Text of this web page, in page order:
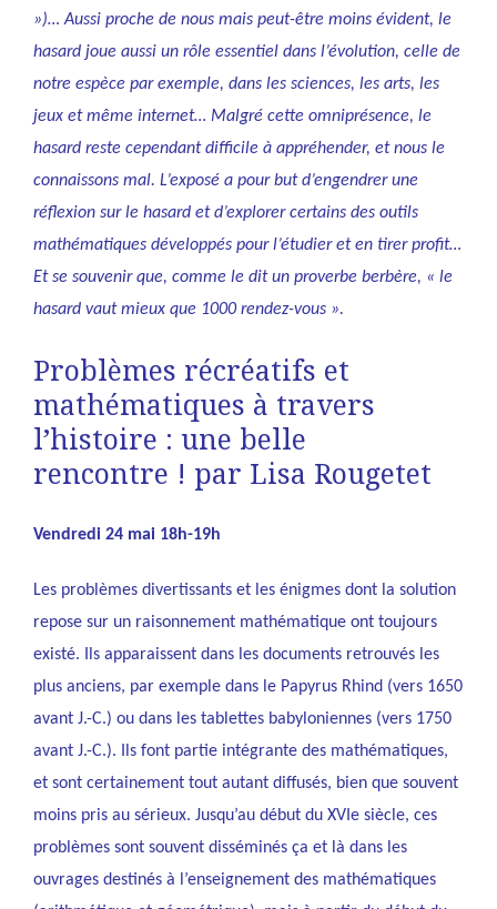
»)… Aussi proche de nous mais peut-être moins évident, le
hasard joue aussi un rôle essentiel dans l’évolution, celle de
notre espèce par exemple, dans les sciences, les arts, les
jeux et même internet… Malgré cette omniprésence, le
hasard reste cependant difficile à appréhender, et nous le
connaissons mal. L’exposé a pour but d’engendrer une
réflexion sur le hasard et d’explorer certains des outils
mathématiques développés pour l’étudier et en tirer profit…
Et se souvenir que, comme le dit un proverbe berbère, « le
hasard vaut mieux que 1000 rendez-vous ».
Problèmes récréatifs et
mathématiques à travers
l’histoire : une belle
rencontre ! par Lisa Rougetet
Vendredi 24 mai 18h-19h
Les problèmes divertissants et les énigmes dont la solution
repose sur un raisonnement mathématique ont toujours
existé. Ils apparaissent dans les documents retrouvés les
plus anciens, par exemple dans le Papyrus Rhind (vers 1650
avant J.-C.) ou dans les tablettes babyloniennes (vers 1750
avant J.-C.). Ils font partie intégrante des mathématiques,
et sont certainement tout autant diffusés, bien que souvent
moins pris au sérieux. Jusqu’au début du XVIe siècle, ces
problèmes sont souvent disséminés ça et là dans les
ouvrages destinés à l’enseignement des mathématiques